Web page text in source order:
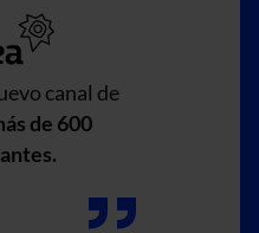
canal de
de 600